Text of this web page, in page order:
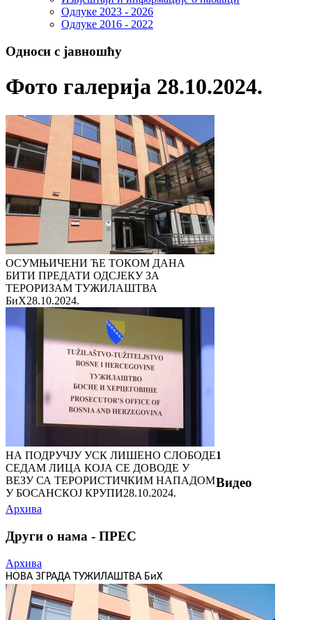
Одлуке 2023 - 2026
Одлуке 2016 - 2022
Односи с јавношћу
Фото галерија 28.10.2024.
ОСУМЊИЧЕНИ ЋЕ ТОКОМ ДАНА
БИТИ ПРЕДАТИ ОДСЈЕКУ ЗА
ТЕРОРИЗАМ ТУЖИЛАШТВА
БиХ28.10.2024.
НА ПОДРУЧЈУ УСК ЛИШЕНО СЛОБОДЕ
СЕДАМ ЛИЦА КОЈА СЕ ДОВОДЕ У
ВЕЗУ СА ТЕРОРИСТИЧКИМ НАПАДОМ
У БОСАНСКОЈ КРУПИ28.10.2024.
1
Видео
Архива
Други о нама - ПРЕС
Архива
НОВА ЗГРАДА ТУЖИЛАШТВА БиХ